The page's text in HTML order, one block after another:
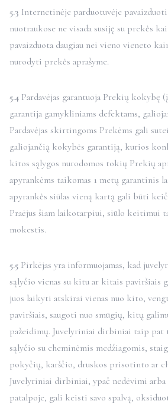
5.3 Internetinėje parduotuvėje
nuotraukose ne visada susiję su prekės
pavaizduota daugiau nei vieno vieneto
nurodyti prekės aprašyme.
5.4 Pardavėjas garantuoja Prekių kokybę
garantija gamykliniams defektams,
Pardavėjas skirtingoms Prekėms gali
galiojančią kokybės garantiją, kurios
kitos sąlygos nurodomos tokių Prekių
apyrankėms taikomas 1 metų garantinis
apyrankės siūlas vieną kartą gali būti
Praėjus šiam laikotarpiui, siūlo keitimui
mokestis.
5.5 Pirkėjas yra informuojamas, kad
sąlyčio vienas su kitu ar kitais paviršiais
juos laikyti atskirai vienas nuo kito,
paviršiais, saugoti nuo smūgių, kitų
pažeidimų. Juvelyriniai dirbiniai taip pat
sąlyčio su cheminėmis medžiagomis,
pokyčių, karščio, druskos prisotinto ar
Juvelyriniai dirbiniai, ypač nedėvimi
patalpoje, gali keisti savo spalvą,